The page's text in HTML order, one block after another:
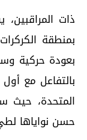
ذات
بمنطقة
بعودة حركية
بالتفاعل مع
المتحدة، حيث
حسن نواياها